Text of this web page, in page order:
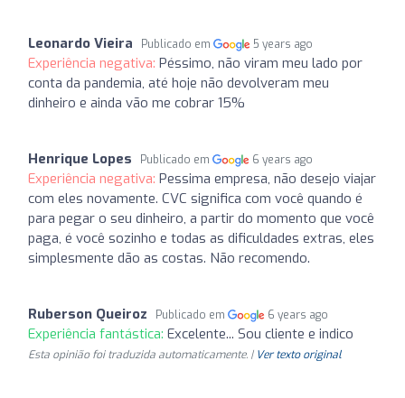
Leonardo Vieira Publicado em 5 years ago
Experiência negativa: Péssimo, não viram meu lado por
conta da pandemia, até hoje não devolveram meu
dinheiro e ainda vão me cobrar 15%
Henrique Lopes Publicado em 6 years ago
Experiência negativa: Pessima empresa, não desejo viajar
com eles novamente. CVC significa com você quando é
para pegar o seu dinheiro, a partir do momento que você
paga, é você sozinho e todas as dificuldades extras, eles
simplesmente dão as costas. Não recomendo.
Ruberson Queiroz Publicado em 6 years ago
Experiência fantástica: Excelente... Sou cliente e indico
Esta opinião foi traduzida automaticamente. | Ver texto original